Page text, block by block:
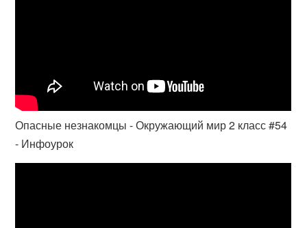
Опасные незнакомцы - Окружающий мир 2 класс #54
- Инфоурок